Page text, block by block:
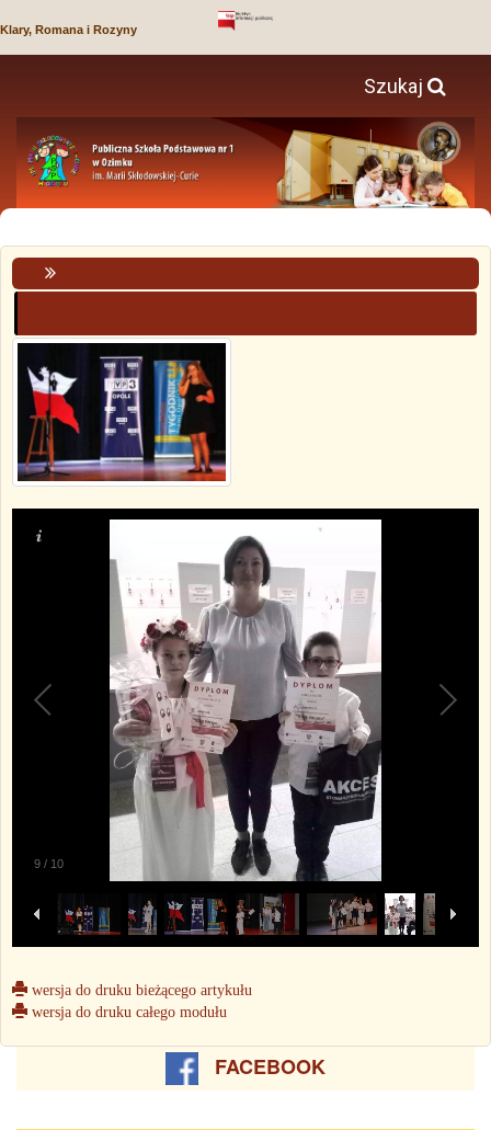
Klary, Romana i Rozyny
Szukaj
9 / 10
wersja do druku bieżącego artykułu
wersja do druku całego modułu
FACEBOOK